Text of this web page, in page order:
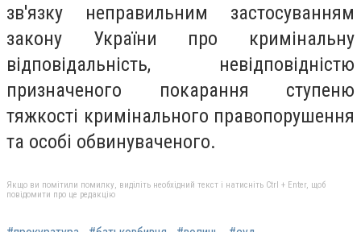
зв'язку неправильним застосуванням
закону України про кримінальну
відповідальність, невідповідністю
призначеного покарання ступеню
тяжкості кримінального правопорушення
та особі обвинуваченого.
Якщо ви помітили помилку, виділіть необхідний текст і натисніть Ctrl + Enter, щоб
повідомити про це редакцію